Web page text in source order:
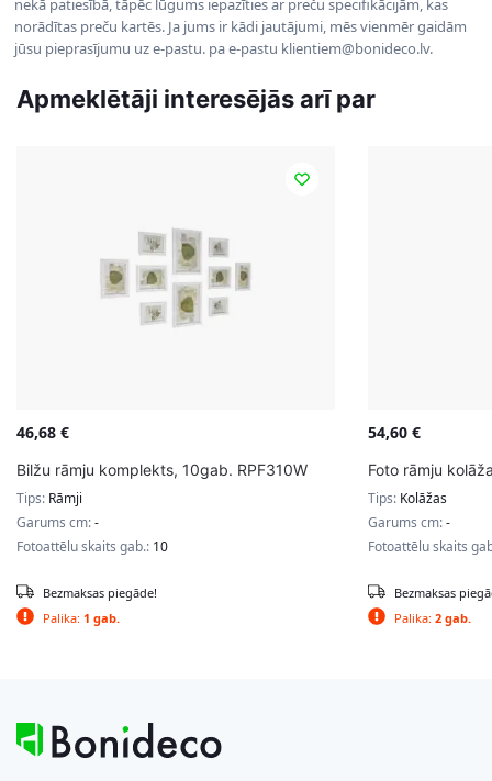
nekā patiesībā, tāpēc lūgums iepazīties ar preču specifikācijām, kas
norādītas preču kartēs. Ja jums ir kādi jautājumi, mēs vienmēr gaidām
jūsu pieprasījumu uz e-pastu. pa e-pastu klientiem@bonideco.lv.
Apmeklētāji interesējās arī par
46,68 €
Bilžu rāmju komplekts, 10gab. RPF310W
Tips: Rāmji
Garums cm:-
Fotoattēlu skaits gab.: 10
Palika: 1 gab.
Bezmaksas piegāde!
54,60 €
Foto rāmju
Tips: Kolāžas
Garums cm:-
Fotoattēlu skaits
Palika: 2 gab.
Bezmaksas